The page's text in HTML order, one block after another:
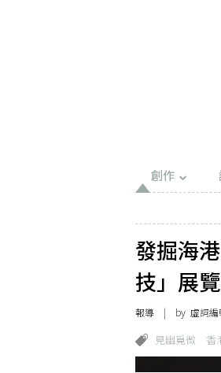
創作
發掘海
技」展
報導 | by 虛詞編
見幽覓微 香